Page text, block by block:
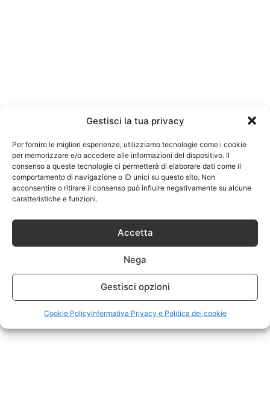
Gestisci la tua privacy
Per fornire le migliori esperienze, utilizziamo tecnologie come i cookie
per memorizzare e/o accedere alle informazioni del dispositivo. Il
consenso a queste tecnologie ci permetterà di elaborare dati come il
comportamento di navigazione o ID unici su questo sito. Non
acconsentire o ritirare il consenso può influire negativamente su alcune
caratteristiche e funzioni.
Accetta
Nega
Gestisci opzioni
Cookie PolicyInformativa Privacy e Politica dei cookie